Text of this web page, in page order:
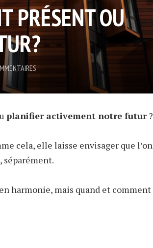
PRÉSENT OU
planifier activement notre futur?
cela, elle laisse envisager que l’on
séparément.
harmonie, mais quand et comment